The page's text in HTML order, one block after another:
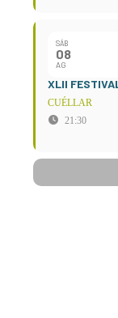
SÁB
08
AG
XLII
CUÉLLAR
21:30